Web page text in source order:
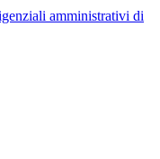
amministrativi di